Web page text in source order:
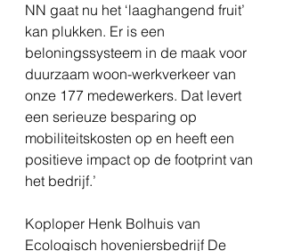
NN gaat nu het ‘laaghangend fruit’
kan plukken. Er is een
beloningssysteem in de maak voor
duurzaam woon-werkverkeer van
onze 177 medewerkers. Dat levert
een serieuze besparing op
mobiliteitskosten op en heeft een
positieve impact op de footprint van
het bedrijf.’
Koploper Henk Bolhuis van
Ecologisch hoveniersbedrijf De